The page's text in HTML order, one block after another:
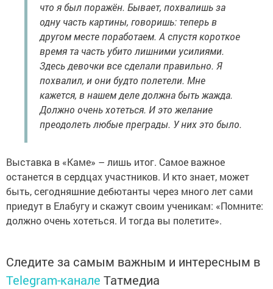
что я был поражён. Бывает, похвалишь за
одну часть картины, говоришь: теперь в
другом месте поработаем. А спустя короткое
время та часть убито лишними усилиями.
Здесь девочки все сделали правильно. Я
похвалил, и они будто полетели. Мне
кажется, в нашем деле должна быть жажда.
Должно очень хотеться. И это желание
преодолеть любые преграды. У них это было.
Выставка в «Каме» – лишь итог. Самое важное
останется в сердцах участников. И кто знает, может
быть, сегодняшние дебютанты через много лет сами
приедут в Елабугу и скажут своим ученикам: «Помните:
должно очень хотеться. И тогда вы полетите».
Следите за самым важным и интересным в
Telegram-канале Татмедиа